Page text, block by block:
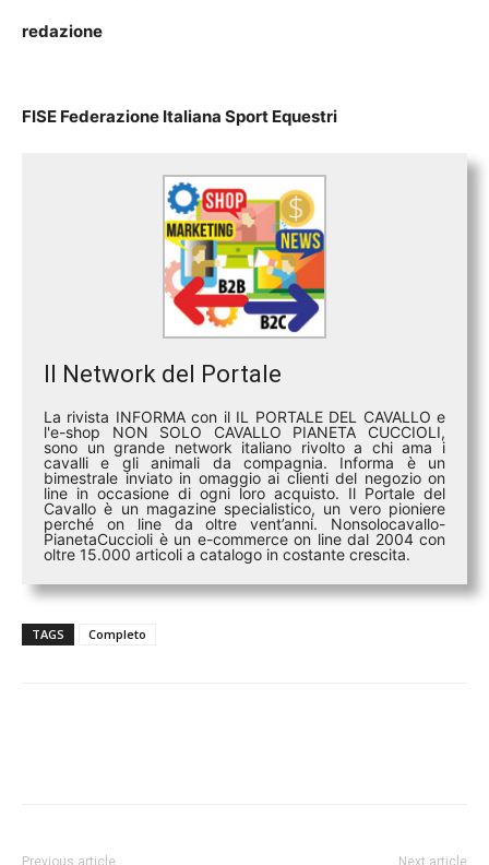
redazione
FISE Federazione Italiana Sport Equestri
Il Network del Portale
La rivista INFORMA con il IL PORTALE DEL CAVALLO e
l'e-shop NON SOLO CAVALLO PIANETA CUCCIOLI,
sono un grande network italiano rivolto a chi ama i
cavalli e gli animali da compagnia. Informa è un
bimestrale inviato in omaggio ai clienti del negozio on
line in occasione di ogni loro acquisto. Il Portale del
Cavallo è un magazine specialistico, un vero pioniere
perché on line da oltre vent’anni. Nonsolocavallo-
PianetaCuccioli è un e-commerce on line dal 2004 con
oltre 15.000 articoli a catalogo in costante crescita.
TAGS Completo
Previous article Next article